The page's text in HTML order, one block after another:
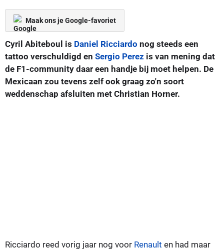
Maak ons je Google-favoriet
Cyril Abiteboul is Daniel Ricciardo nog steeds een
tattoo verschuldigd en Sergio Perez is van mening dat
de F1-community daar een handje bij moet helpen. De
Mexicaan zou tevens zelf ook graag zo'n soort
weddenschap afsluiten met Christian Horner.
Ricciardo reed vorig jaar nog voor Renault en had maar